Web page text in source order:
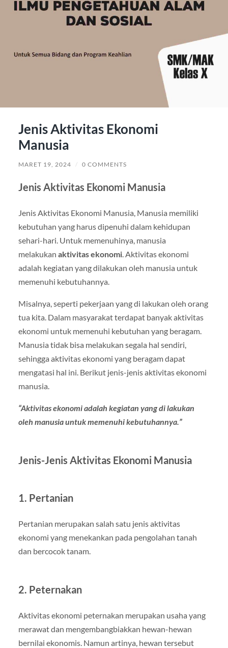
Jenis Aktivitas Ekonomi
Manusia
MARET 19, 2024 / 0 COMMENTS
Jenis Aktivitas Ekonomi Manusia
Jenis Aktivitas Ekonomi Manusia, Manusia memiliki
kebutuhan yang harus dipenuhi dalam kehidupan
sehari-hari. Untuk memenuhinya, manusia
melakukan aktivitas ekonomi. Aktivitas ekonomi
adalah kegiatan yang dilakukan oleh manusia untuk
memenuhi kebutuhannya.
Misalnya, seperti pekerjaan yang di lakukan oleh orang
tua kita. Dalam masyarakat terdapat banyak aktivitas
ekonomi untuk memenuhi kebutuhan yang beragam.
Manusia tidak bisa melakukan segala hal sendiri,
sehingga aktivitas ekonomi yang beragam dapat
mengatasi hal ini. Berikut jenis-jenis aktivitas ekonomi
manusia.
“Aktivitas ekonomi adalah kegiatan yang di lakukan
oleh manusia untuk memenuhi kebutuhannya.”
Jenis-Jenis Aktivitas Ekonomi Manusia
1. Pertanian
Pertanian merupakan salah satu jenis aktivitas
ekonomi yang menekankan pada pengolahan tanah
dan bercocok tanam.
2. Peternakan
Aktivitas ekonomi peternakan merupakan usaha yang
merawat dan mengembangbiakkan hewan-hewan
bernilai ekonomis. Namun artinya, hewan tersebut